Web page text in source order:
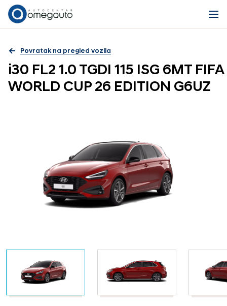
Povratak na pregled vozila
i30 FL2 1.0 TGDI 115 ISG 6MT FIFA
WORLD CUP 26 EDITION G6UZ